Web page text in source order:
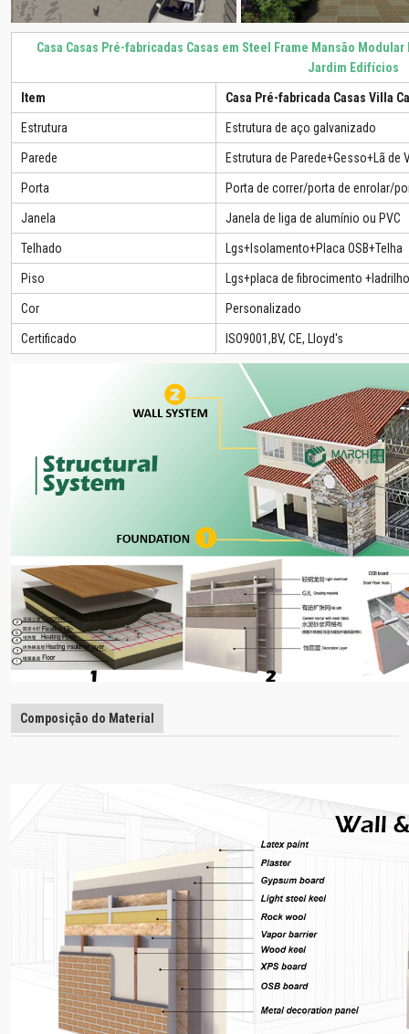
Casa Casas Pré-fabricadas Casas em Steel Frame Mansão
Jardim Edifícios
Item Casa Pré-fabricada Casas Villa
Estrutura Estrutura de aço galvanizado
Parede Estrutura de Parede+Gesso+Lã de
Porta Porta de correr/porta de enrolar/
Janela Janela de liga de alumínio ou PVC
Telhado Lgs+Isolamento+Placa OSB+Telha
Piso Lgs+placa de fibrocimento
Cor Personalizado
Certificado ISO9001,BV, CE, Lloyd's
Composição do Material